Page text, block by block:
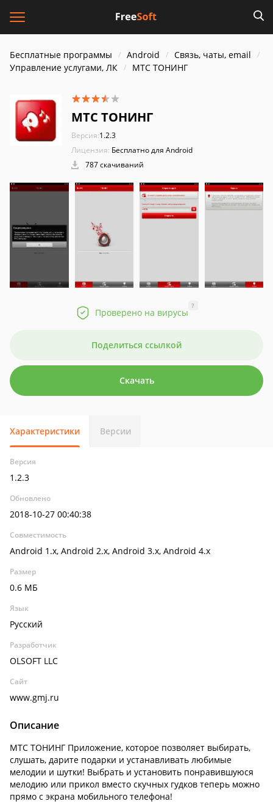
Бесплатные программы Android
Связь, чаты, email
Управление услугами, ЛК
МТС ТОНИНГ
МТС ТОНИНГ
Версия:1.2.3
Лицензия: Бесплатно для Android
787 скачиваний
Проверено на вирусы
?
Поделиться ссылкой
Скачать
Характеристики Версии
Версия
1.2.3
Обновлено
2018-10-27 00:40:38
Совместимость
Android 1.x, Android 2.x, Android 3.x, Android 4.x
Размер
0.6 МБ
Язык
Русский
Разработчик
OLSOFT LLC
Сайт
www.gmj.ru
Описание
МТС ТОНИНГ Приложение, которое позволяет выбирать,
слушать, дарите подарки и устанавливать любимые
мелодии и шутки! Выбрать и установить понравившуюся
мелодию или прикол вместо скучных гудков теперь можно
прямо с экрана мобильного телефона!